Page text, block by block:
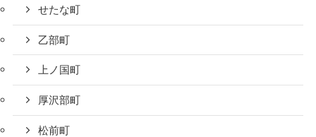
せたな町
乙部町
上ノ国町
厚沢部町
松前町